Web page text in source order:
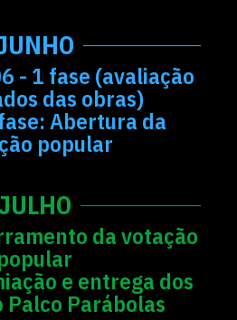
- 1 fase (avaliação
das obras)
Abertura da
popular
da votação
e entrega dos
Parábolas